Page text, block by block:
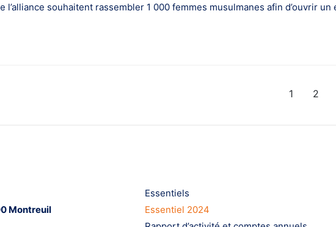
l’alliance souhaitent rassembler 1 000 femmes musulmanes afin d’ouvrir
1 2
Montreuil
Essentiels
Essentiel 2024